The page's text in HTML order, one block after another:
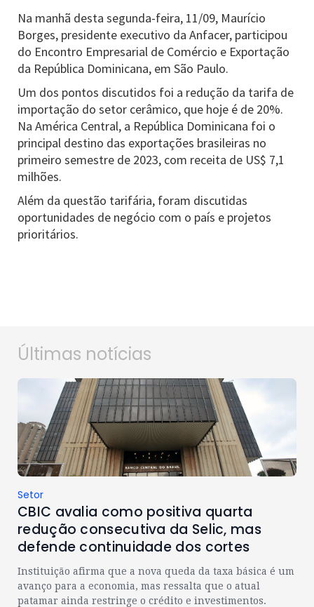
Na manhã desta segunda-feira, 11/09, Maurício
Borges, presidente executivo da Anfacer, participou
do Encontro Empresarial de Comércio e Exportação
da República Dominicana, em São Paulo.
Um dos pontos discutidos foi a redução da tarifa de
importação do setor cerâmico, que hoje é de 20%.
Na América Central, a República Dominicana foi o
principal destino das exportações brasileiras no
primeiro semestre de 2023, com receita de US$ 7,1
milhões.
Além da questão tarifária, foram discutidas
oportunidades de negócio com o país e projetos
prioritários.
Últimas notícias
Setor
CBIC avalia como positiva quarta
redução consecutiva da Selic, mas
defende continuidade dos cortes
Instituição afirma que a nova queda da taxa básica é um
avanço para a economia, mas ressalta que o atual
patamar ainda restringe o crédito e investimentos.